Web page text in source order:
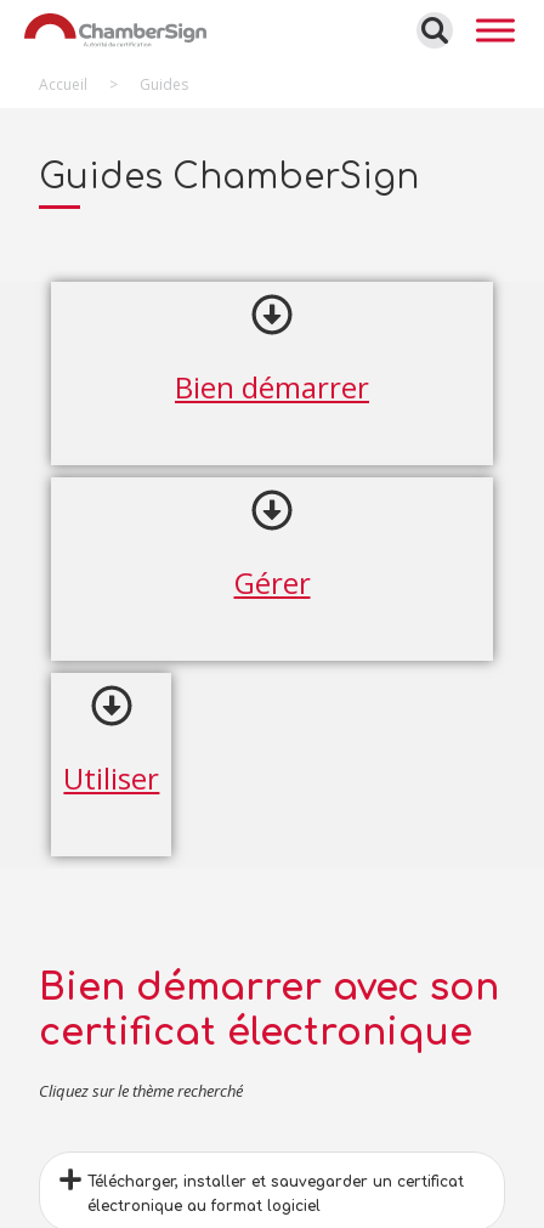
Gestion de vos préférences sur les cookies
Accueil > Guides
Guides ChamberSign
Bien démarrer
Gérer
Utiliser
Bien démarrer avec son
certificat électronique
Cliquez sur le thème recherché
Télécharger, installer et sauvegarder un certificat
électronique au format logiciel